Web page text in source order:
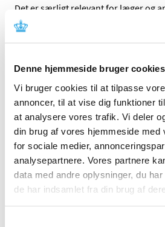
Denne hjemmeside bruger cookies
Vi bruger cookies til at tilpasse
annoncer, til at vise dig funktioner
at analysere vores trafik. Vi deler
din brug af vores hjemmeside med
for sociale medier,
analysepartnere. Vores partnere
data med andre oplysninger, du
de har indsamlet fra din brug af
Det er særligt relevant for læger og
sundhedsprofessionelle, men kan
der arbejder med medicin (enten
bivirkninger ved medicin/
medicin.
PRAC vurderer, at NAION kan
sjælden bivirkning ved
Rybelsus
|8. juli 2026 |
Den europæiske bivirkningskomité